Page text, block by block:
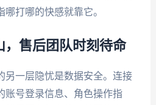
打哪的快感就靠它。
，售后团队时刻待命
另一层隐忧是数据安全。连接
账号登录信息、角色操作指